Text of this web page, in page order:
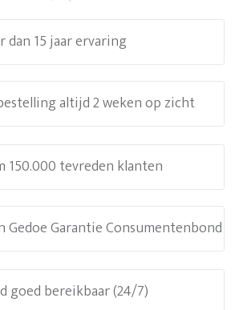
dan 15 jaar ervaring
altijd 2 weken op zicht
150.000 tevreden klanten
Gedoe Garantie Consumentenbond
goed bereikbaar (24/7)